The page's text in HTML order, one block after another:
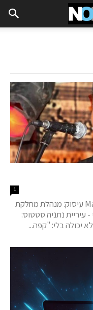
1
שם: מאריתו קבדה בפייס: Maritu Kabada עיסוק: מנהלת מחלקת
עיריית נתניה סטטוס:
יכולה בלי: "קפה...